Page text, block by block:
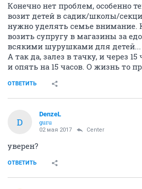
Конечно нет проблем, особенно
возит детей в садик/школы/
нужно уделять семье
возить супругу в магазины за
всякими шурушками для детей...
А так да, залез в тачку, и через
и опять на 15 часов. О жизнь то
ОТВЕТИТЬ
D
DenzeL
guru
02 мая 2017 Center
уверен?
ОТВЕТИТЬ